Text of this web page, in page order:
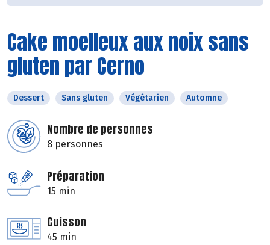
Cake moelleux aux noix sans
gluten par Cerno
Dessert Sans gluten Végétarien Automne
Nombre de personnes
8 personnes
Préparation
15 min
Cuisson
45 min